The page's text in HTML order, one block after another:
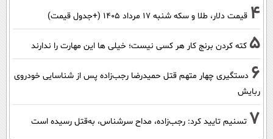
4 قیمت دلار، طلا و سکه شنبه ۱۷ مرداد ۱۴۰۵ (+جدول قیمت)
5 کته کردن برنج کار هر کسی نیست؛ خیلی ها این مهارت را ندارند
6 دستگیری چهار متهم قتل حمیدرضا رجب‌زاده پس از شناسایی خودروی
ربایش
7 تسنیم تایید کرد: رجب‌زاده، مداح سرشناس، به‌قتل رسیده است